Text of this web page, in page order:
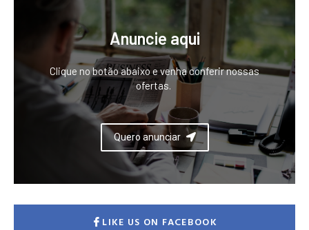
Anuncie aqui
Clique no botão abaixo e venha conferir nossas
ofertas.
Quero anunciar
LIKE US ON FACEBOOK